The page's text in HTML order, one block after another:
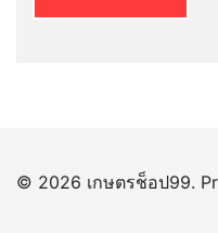
© 2026 เกษตรช็อป99.